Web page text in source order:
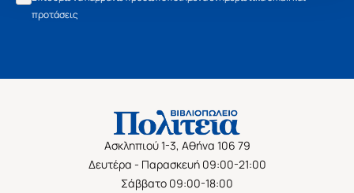
προτάσεις
Ασκληπιού 1-3, Αθήνα 106 79
Δευτέρα - Παρασκευή 09:00-21:00
Σάββατο 09:00-18:00